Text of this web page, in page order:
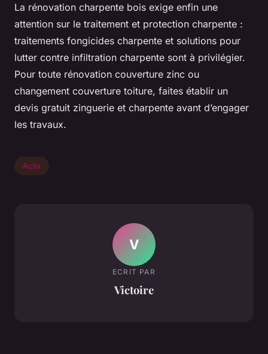
La rénovation charpente bois exige enfin une
attention sur le traitement et protection charpente :
traitements fongicides charpente et solutions pour
lutter contre infiltration charpente sont à privilégier.
Pour toute rénovation couverture zinc ou
changement couverture toiture, faites établir un
devis gratuit zinguerie et charpente avant d’engager
les travaux.
Actu
V
ECRIT PAR
Victoire